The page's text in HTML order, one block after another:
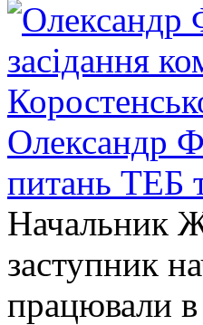
Олександр
питань ТЕБ
Начальник
заступник
працювали в